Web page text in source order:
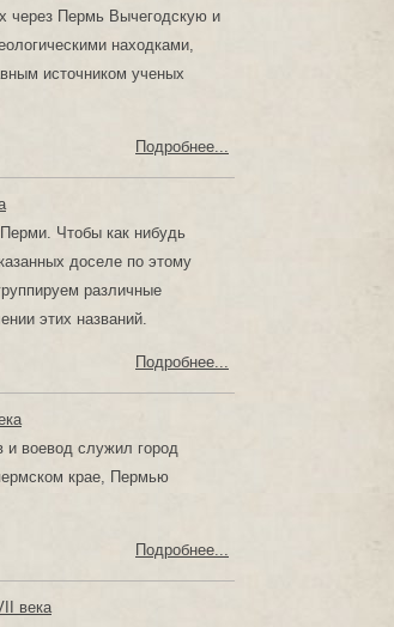
через Пермь Вычегодскую и
находками,
источником ученых
Подробнее...
Чтобы как нибудь
доселе по этому
различные
этих названий.
Подробнее...
и воевод служил город
крае, Пермью
Подробнее...
века